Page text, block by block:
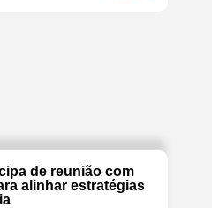
de reunião com
alinhar estratégias